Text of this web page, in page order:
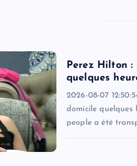
Perez Hilton
quelques
2026-08-07
domicile quelques
people a été